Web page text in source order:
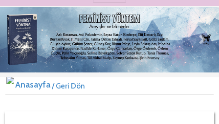
Previous Next
/ Geri Dön